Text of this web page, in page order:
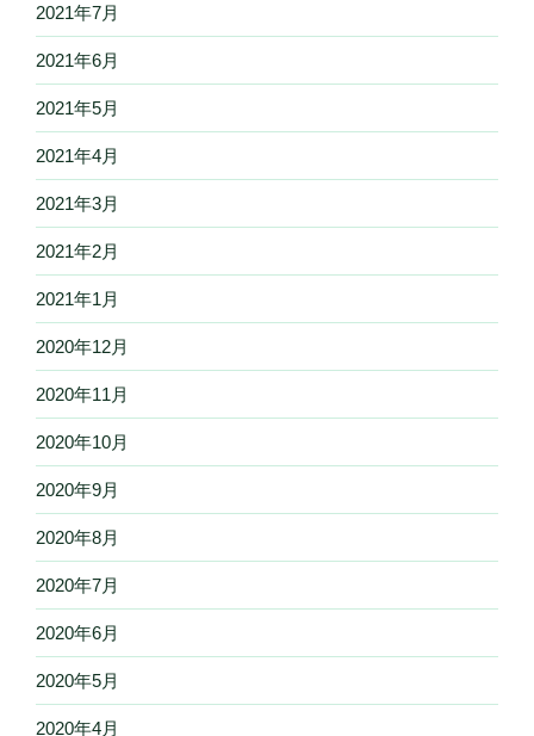
2021年7月
2021年6月
2021年5月
2021年4月
2021年3月
2021年2月
2021年1月
2020年12月
2020年11月
2020年10月
2020年9月
2020年8月
2020年7月
2020年6月
2020年5月
2020年4月